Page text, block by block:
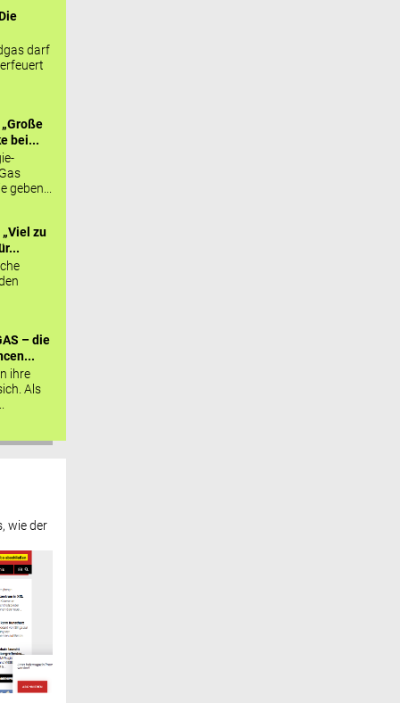
darf
„Große
bei...
geben...
„Viel zu
– die
ihre
Als
wie der